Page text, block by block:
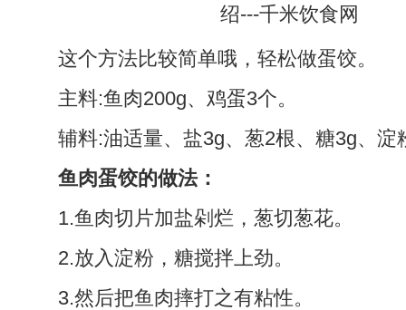
这个方法比较简单哦，轻松做蛋饺。
主料:鱼肉200g、鸡蛋3个。
辅料:油适量、盐3g、葱2根、糖3g、淀
鱼肉蛋饺的做法：
1.鱼肉切片加盐剁烂，葱切葱花。
2.放入淀粉，糖搅拌上劲。
3.然后把鱼肉摔打之有粘性。